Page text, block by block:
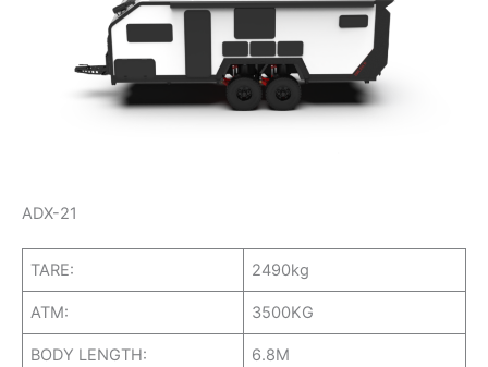
ADX-21
TARE: 2490kg
ATM: 3500KG
BODY LENGTH: 6.8M